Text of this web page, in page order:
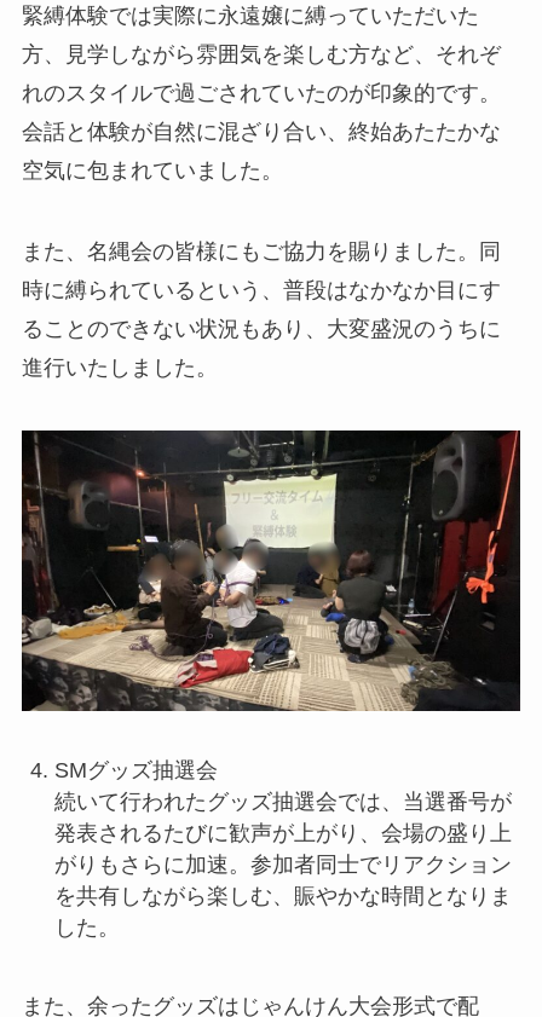
緊縛体験では実際に永遠嬢に縛っていただいた
方、見学しながら雰囲気を楽しむ方など、それぞ
れのスタイルで過ごされていたのが印象的です。
会話と体験が自然に混ざり合い、終始あたたかな
空気に包まれていました。
また、名縄会の皆様にもご協力を賜りました。同
時に縛られているという、普段はなかなか目にす
ることのできない状況もあり、大変盛況のうちに
進行いたしました。
SMグッズ抽選会
続いて行われたグッズ抽選会では、当選番号が
発表されるたびに歓声が上がり、会場の盛り上
がりもさらに加速。参加者同士でリアクション
を共有しながら楽しむ、賑やかな時間となりま
した。
また、余ったグッズはじゃんけん大会形式で配